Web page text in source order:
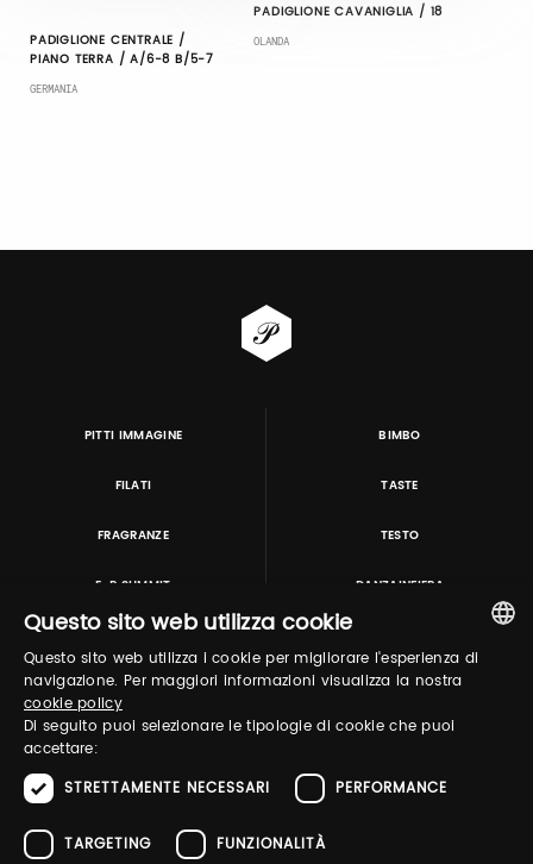
PADIGLIONE CENTRALE /
PIANO TERRA / A/6-8 B/5-7
GERMANIA
PADIGLIONE CAVANIGLIA / 18
OLANDA
PITTI IMMAGINE BIMBO
FILATI TASTE
FRAGRANZE TESTO
E-P SUMMIT DANZAINFIERA
TUTORING & CONSULTING
ITALIAN
Questo sito web utilizza cookie
Questo sito web utilizza i cookie per migliorare l'esperienza di
navigazione. Per maggiori informazioni visualizza la nostra
cookie policy
Di seguito puoi selezionare le tipologie di cookie che puoi
accettare:
STRETTAMENTE NECESSARI
PERFORMANCE
TARGETING FUNZIONALITÀ